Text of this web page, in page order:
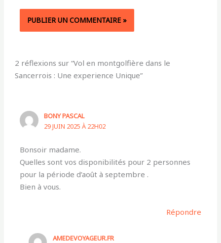
2 réflexions sur “Vol en montgolfière dans le
Sancerrois : Une experience Unique”
BONY PASCAL
29 JUIN 2025 À 22H02
Bonsoir madame.
Quelles sont vos disponibilités pour 2 personnes
pour la période d’août à septembre .
Bien à vous.
Répondre
AMEDEVOYAGEUR.FR